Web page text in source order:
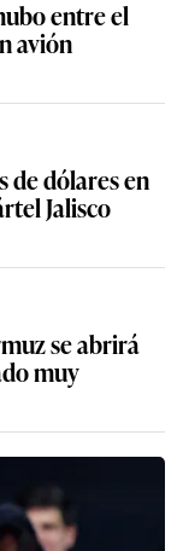
entre el
avión
de dólares en
Jalisco
se abrirá
muy